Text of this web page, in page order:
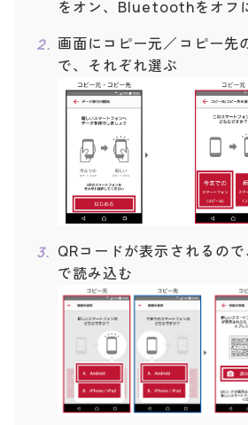
をオン、Bluetoothをオフ
画面にコピー元／コピー先
で、それぞれ選ぶ
QRコードが表示されるの
で読み込む